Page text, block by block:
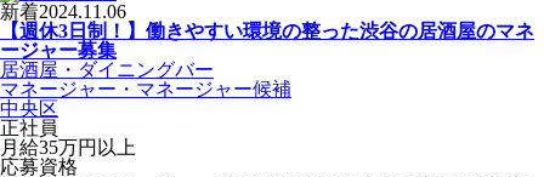
新着2024.11.06
【週休3日制！】働きやすい環境の整った渋谷の居酒屋のマネ
ージャー募集
居酒屋・ダイニングバー
マネージャー・マネージャー候補
中央区
正社員
月給35万円以上
応募資格